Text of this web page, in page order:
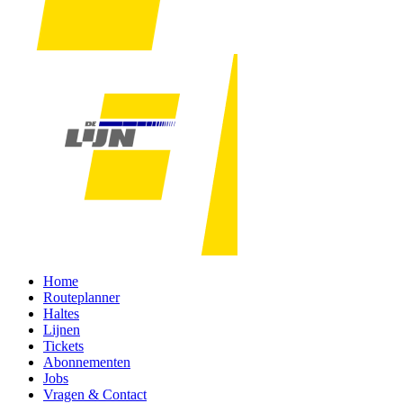
Home
Routeplanner
Haltes
Lijnen
Tickets
Abonnementen
Jobs
Vragen & Contact